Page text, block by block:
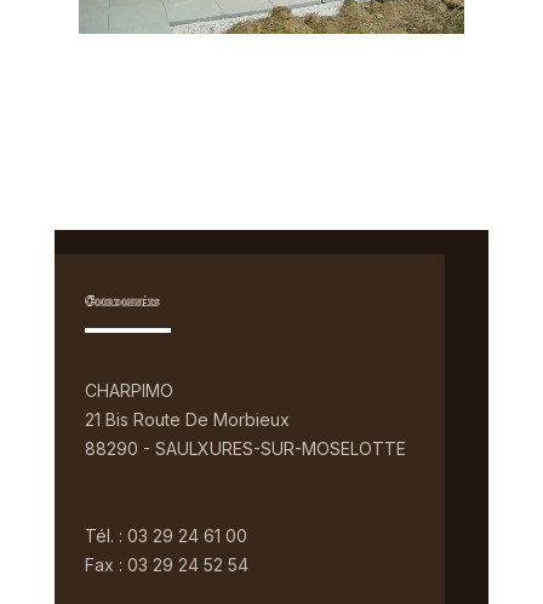
Coordonnées
CHARPIMO
21 Bis Route De Morbieux
88290 - SAULXURES-SUR-MOSELOTTE
Tél. : 03 29 24 61 00
Fax : 03 29 24 52 54